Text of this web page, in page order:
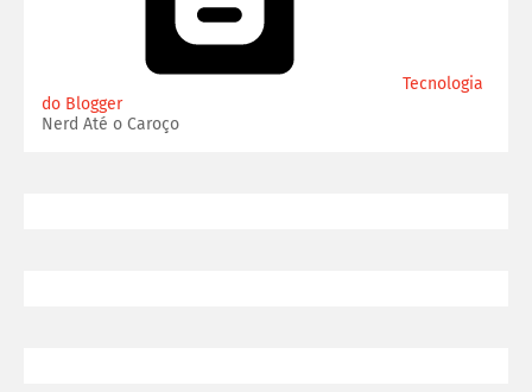
Tecnologia
do Blogger
Nerd Até o Caroço